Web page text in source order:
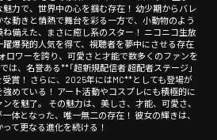
力で、世界中の心を掴む存在！ 幼少期からバレ
動きと情熱で舞台を彩る一方で、小動物のよう
備えた、まさに癒し系のスター！ ニコニコ生放
爆発的人気を得て、視聴者を夢中にさせる存在
ロワーを誇り、可愛さと才能で数多くのファンを
は、名誉ある**「超新規配信者 超配者ステージ」
賞！ さらに、2025年にはMC**としても登場が
めている！ アート活動やコスプレにも積極的に
を魅了。 その魅力は、美しさ、才能、可愛さ、
体となった、唯一無二の存在！ 彼女の輝きは、
て更なる進化を続ける！